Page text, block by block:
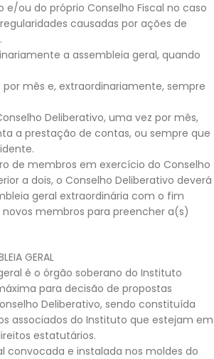
e/ou do próprio Conselho Fiscal no caso
causadas por ações de
a assembleia geral, quando
por mês e, extraordinariamente, sempre
Deliberativo, uma vez por mês,
a prestação de contas, ou sempre que
de membros em exercício do Conselho
a dois, o Conselho Deliberativo deverá
geral extraordinária com o fim
membros para preencher a(s)
GERAL
é o órgão soberano do Instituto
para decisão de propostas
Deliberativo, sendo constituída
associados do Instituto que estejam em
estatutários.
convocada e instalada nos moldes do